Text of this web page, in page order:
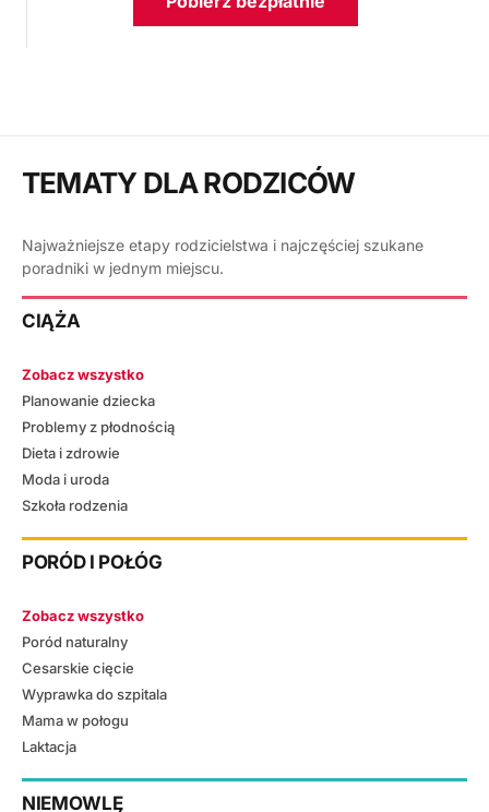
TEMATY DLA RODZICÓW
Najważniejsze etapy rodzicielstwa i najczęściej szukane
poradniki w jednym miejscu.
CIĄŻA
Zobacz wszystko
Planowanie dziecka
Problemy z płodnością
Dieta i zdrowie
Moda i uroda
Szkoła rodzenia
PORÓD I POŁÓG
Zobacz wszystko
Poród naturalny
Cesarskie cięcie
Wyprawka do szpitala
Mama w połogu
Laktacja
NIEMOWLĘ